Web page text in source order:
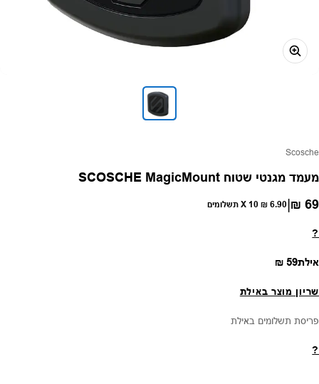
ספק:
Scosche
מעמד מגנטי שטוח SCOSCHE MagicMount
מחיר רגיל
69 ₪
|
6.90 ₪ X 10 תשלומים
?
אילתמחיר רגיל
59 ₪
שריון מוצר באילת
פריסת תשלומים באילת
?